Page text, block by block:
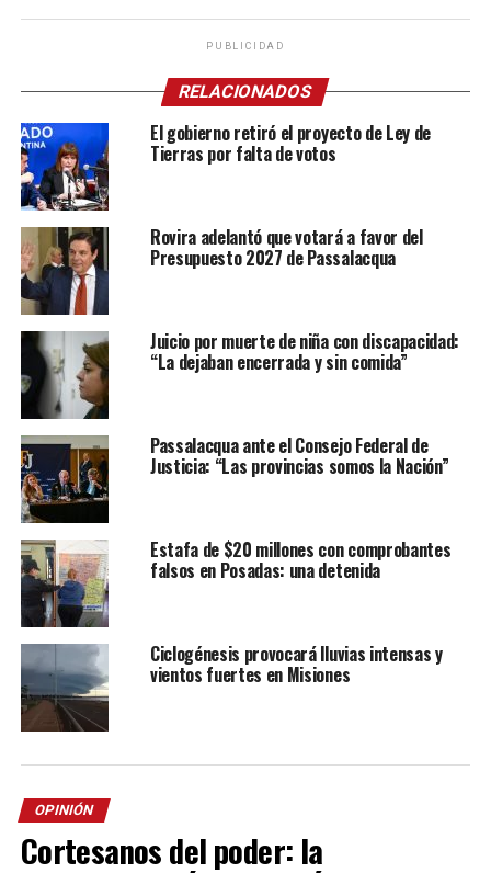
PUBLICIDAD
RELACIONADOS
El gobierno retiró el proyecto de Ley de
Tierras por falta de votos
Rovira adelantó que votará a favor del
Presupuesto 2027 de Passalacqua
Juicio por muerte de niña con discapacidad:
“La dejaban encerrada y sin comida”
Passalacqua ante el Consejo Federal de
Justicia: “Las provincias somos la Nación”
Estafa de $20 millones con comprobantes
falsos en Posadas: una detenida
Ciclogénesis provocará lluvias intensas y
vientos fuertes en Misiones
OPINIÓN
Cortesanos del poder: la